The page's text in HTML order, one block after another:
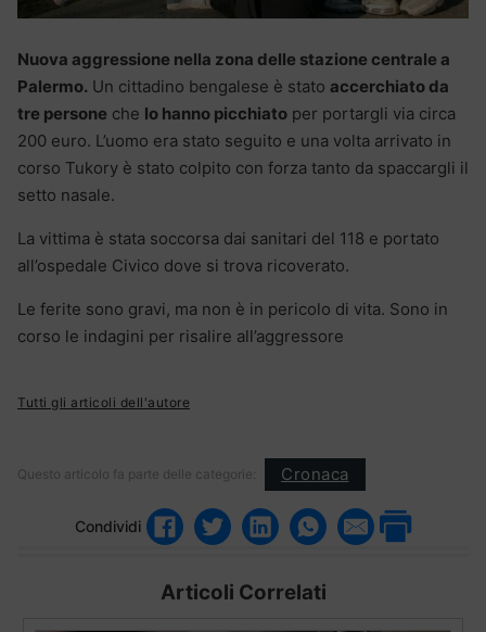
Nuova aggressione nella zona delle stazione centrale a
Palermo. Un cittadino bengalese è stato accerchiato da
tre persone che lo hanno picchiato per portargli via circa
200 euro. L’uomo era stato seguito e una volta arrivato in
corso Tukory è stato colpito con forza tanto da spaccargli il
setto nasale.
La vittima è stata soccorsa dai sanitari del 118 e portato
all’ospedale Civico dove si trova ricoverato.
Le ferite sono gravi, ma non è in pericolo di vita. Sono in
corso le indagini per risalire all’aggressore
Tutti gli articoli dell'autore
Questo articolo fa parte delle categorie: Cronaca
Condividi
Articoli Correlati